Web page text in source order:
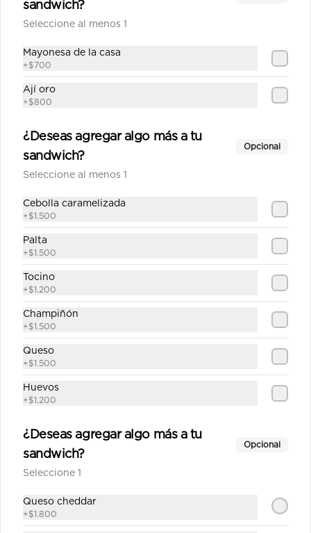
$12.790
Salsa de tomate casera, queso,
cebolla cocida, aceitunas, orégano.
Salsa de tomate casera, queso,
pepperoni, champiñón, posta molida,
Italiana mediana
jamón, aceitunas, pimentón, tomate,
jamón, palmitos, choclo, alcachofa,
sandwich?
Seleccione al menos 1
Mayonesa de la casa
+$700
Ají oro
+$800
¿Deseas agregar algo más a tu
sandwich?
Opcional
Seleccione al menos 1
Cebolla caramelizada
+$1.500
Palta
+$1.500
Tocino
+$1.200
Champiñón
+$1.500
Queso
+$1.500
Huevos
+$1.200
¿Deseas agregar algo más a tu
sandwich?
Opcional
Seleccione 1
Queso cheddar
+$1.800